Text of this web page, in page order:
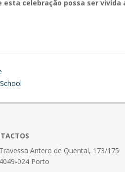
celebração possa ser vivida
Travessa Antero de Quental, 173/175
4049-024 Porto